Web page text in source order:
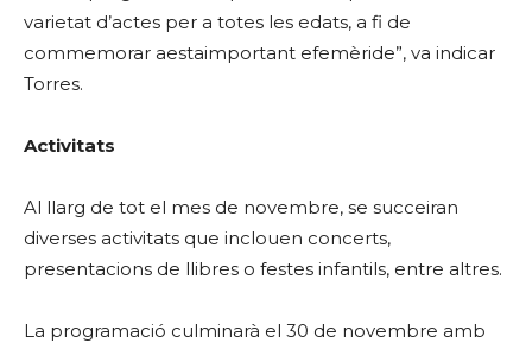
varietat d’actes per a totes les edats, a fi de
commemorar aestaimportant efemèride”, va indicar
Torres.
Activitats
Al llarg de tot el mes de novembre, se succeiran
diverses activitats que inclouen concerts,
presentacions de llibres o festes infantils, entre altres.
La programació culminarà el 30 de novembre amb